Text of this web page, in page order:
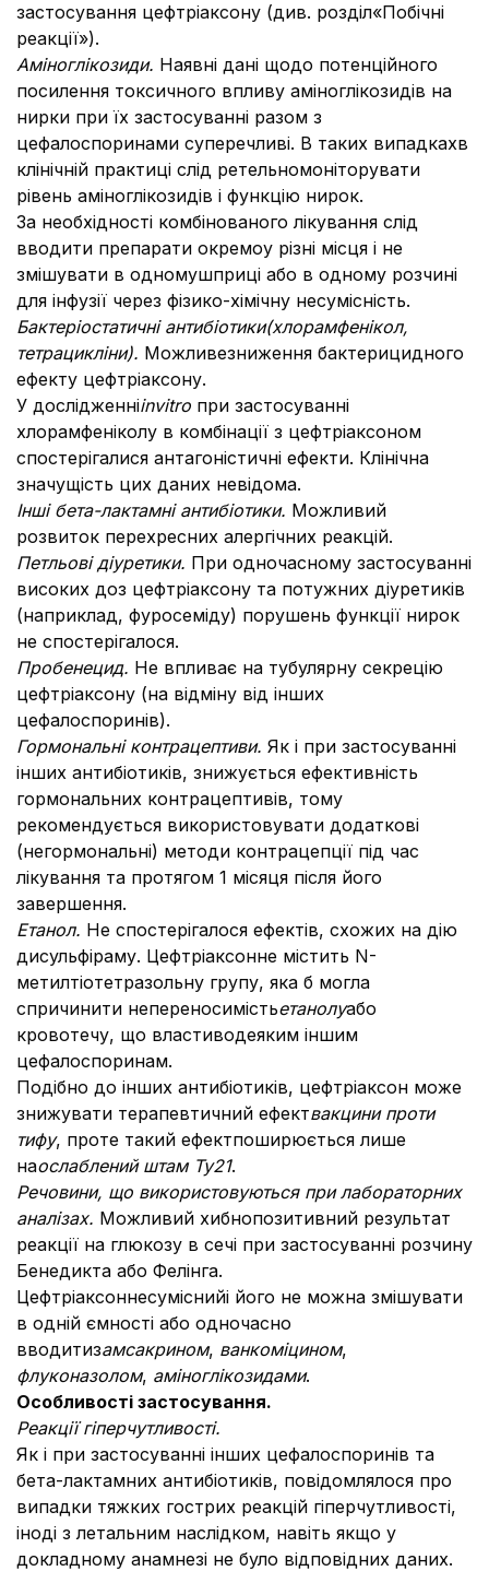
застосування цефтріаксону (див. розділ«Побічні
реакції»).
Аміноглікозиди. Наявні дані щодо потенційного
посилення токсичного впливу аміноглікозидів на
нирки при їх застосуванні разом з
цефалоспоринами суперечливі. В таких випадкахв
клінічній практиці слід ретельномоніторувати
рівень аміноглікозидів і функцію нирок.
За необхідності комбінованого лікування слід
вводити препарати окремоу різні місця і не
змішувати в одномушприці або в одному розчині
для інфузії через фізико-хімічну несумісність.
Бактеріостатичні антибіотики(хлорамфенікол,
тетрацикліни). Можливезниження бактерицидного
ефекту цефтріаксону.
У дослідженніinvitro при застосуванні
хлорамфеніколу в комбінації з цефтріаксоном
спостерігалися антагоністичні ефекти. Клінічна
значущість цих даних невідома.
Інші бета-лактамні антибіотики. Можливий
розвиток перехресних алергічних реакцій.
Петльові діуретики. При одночасному застосуванні
високих доз цефтріаксону та потужних діуретиків
(наприклад, фуросеміду) порушень функції нирок
не спостерігалося.
Пробенецид. Не впливає на тубулярну секрецію
цефтріаксону (на відміну від інших
цефалоспоринів).
Гормональні контрацептиви. Як і при застосуванні
інших антибіотиків, знижується ефективність
гормональних контрацептивів, тому
рекомендується використовувати додаткові
(негормональні) методи контрацепції під час
лікування та протягом 1 місяця після його
завершення.
Етанол. Не спостерігалося ефектів, схожих на дію
дисульфіраму. Цефтріаксонне містить N-
метилтіотетразольну групу, яка б могла
спричинити непереносимістьетанолуабо
кровотечу, що властиводеяким іншим
цефалоспоринам.
Подібно до інших антибіотиків, цефтріаксон може
знижувати терапевтичний ефектвакцини проти
тифу, проте такий ефектпоширюється лише
наослаблений штам Ty21.
Речовини, що використовуються при лабораторних
аналізах. Можливий хибнопозитивний результат
реакції на глюкозу в сечі при застосуванні розчину
Бенедикта або Фелінга.
Цефтріаксоннесуміснийі його не можна змішувати
в одній ємності або одночасно
вводитизамсакрином, ванкоміцином,
флуконазолом, аміноглікозидами.
Особливості застосування.
Реакції гіперчутливості.
Як і при застосуванні інших цефалоспоринів та
бета-лактамних антибіотиків, повідомлялося про
випадки тяжких гострих реакцій гіперчутливості,
іноді з летальним наслідком, навіть якщо у
докладному анамнезі не було відповідних даних.